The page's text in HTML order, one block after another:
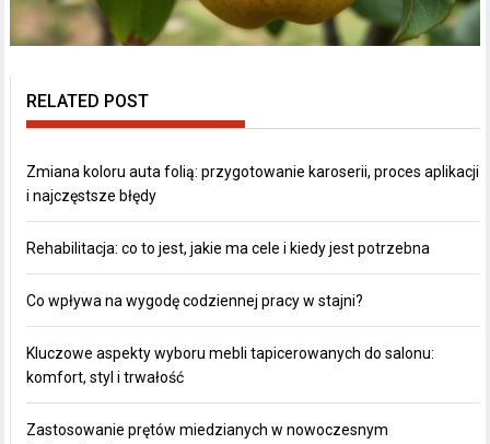
RELATED POST
Zmiana koloru auta folią: przygotowanie karoserii, proces aplikacji
i najczęstsze błędy
Rehabilitacja: co to jest, jakie ma cele i kiedy jest potrzebna
Co wpływa na wygodę codziennej pracy w stajni?
Kluczowe aspekty wyboru mebli tapicerowanych do salonu:
komfort, styl i trwałość
Zastosowanie prętów miedzianych w nowoczesnym